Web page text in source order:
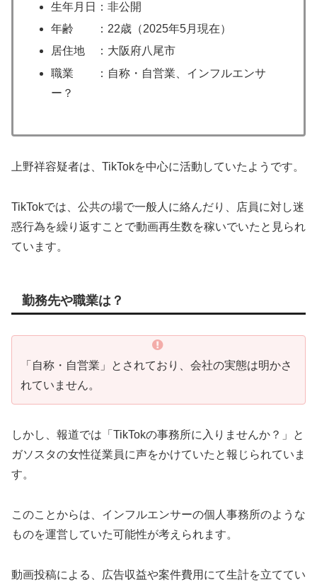
生年月日：非公開
年齢 ：22歳（2025年5月現在）
居住地 ：大阪府八尾市
職業 ：自称・自営業、インフルエンサ
ー？
上野祥容疑者は、TikTokを中心に活動していたようです。
TikTokでは、公共の場で一般人に絡んだり、店員に対し迷
惑行為を繰り返すことで動画再生数を稼いでいたと見られ
ています。
勤務先や職業は？
「自称・自営業」とされており、会社の実態は明かさ
れていません。
しかし、報道では「TikTokの事務所に入りませんか？」と
ガソスタの女性従業員に声をかけていたと報じられていま
す。
このことからは、インフルエンサーの個人事務所のような
ものを運営していた可能性が考えられます。
動画投稿による、広告収益や案件費用にて生計を立ててい